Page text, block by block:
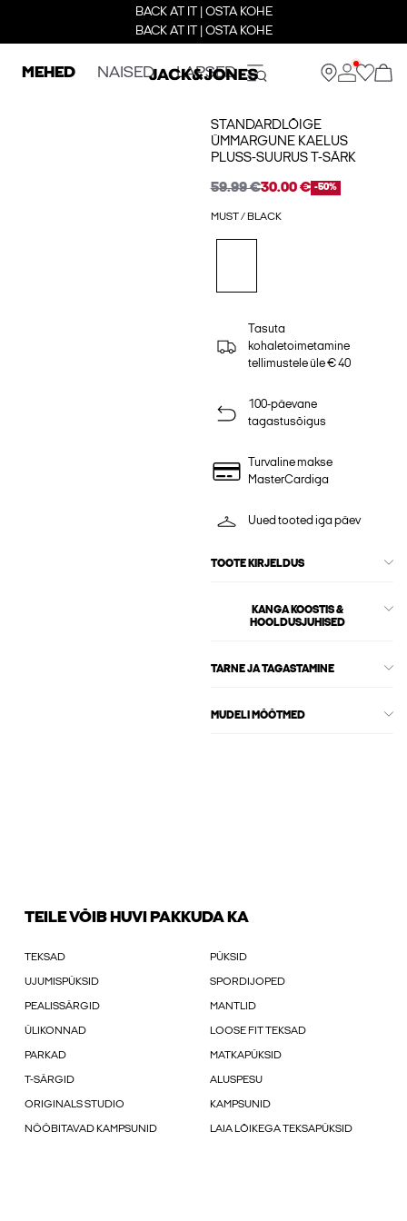
BACK AT IT | OSTA KOHE
BACK AT IT | OSTA KOHE
MEHED NAISED LAPSED
STANDARDLÕIGE
ÜMMARGUNE KAELUS
PLUSS-SUURUS T-SÄRK
59.99 €30.00 € -50%
MUST / BLACK
Tasuta
kohaletoimetamine
tellimustele üle € 40
100-päevane
tagastusõigus
Turvaline makse
MasterCardiga
Uued tooted iga päev
TOOTE KIRJELDUS
KANGA KOOSTIS &
HOOLDUSJUHISED
TARNE JA TAGASTAMINE
MUDELI MÕÕTMED
TEILE VÕIB HUVI PAKKUDA KA
TEKSAD PÜKSID
UJUMISPÜKSID SPORDIJOPED
PEALISSÄRGID MANTLID
ÜLIKONNAD LOOSE FIT TEKSAD
PARKAD MATKAPÜKSID
T-SÄRGID ALUSPESU
ORIGINALS STUDIO KAMPSUNID
NÖÖBITAVAD KAMPSUNID LAIA LÕIKEGA TEKSAPÜKSID